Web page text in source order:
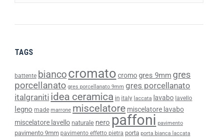
TAGS
battente biancocromato cromogres 9mm gres
porcellanato gres porcellanato 9mm gres porcellanato
italgraniti idea ceramica in italy laccata lavabo lavello
legno made marrone miscelatore miscelatore lavabo
miscelatore lavello naturale nero paffoni pavimento
pavimento 9mm pavimento effetto pietra porta porta bianca laccata